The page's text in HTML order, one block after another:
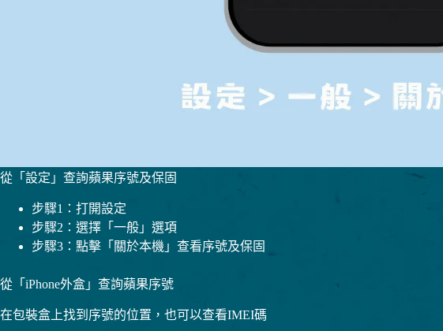
從「設定」查詢蘋果序號及保固
步驟1：打開設定
步驟2：選擇「一般」選項
步驟3：點擊「關於本機」查看序號及保固
從「iPhone外盒」查詢蘋果序號
在包裝盒上找到序號的位置，也可以查看IMEI碼